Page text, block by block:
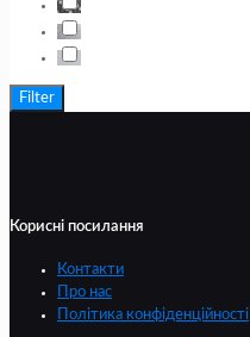
Filter
Корисні посилання
Контакти
Про нас
Політика конфіденційності